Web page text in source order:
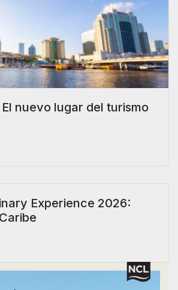
nuevo lugar del turismo
Experience 2026: